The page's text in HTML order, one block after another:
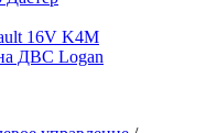
16V K4M
ДВС Logan